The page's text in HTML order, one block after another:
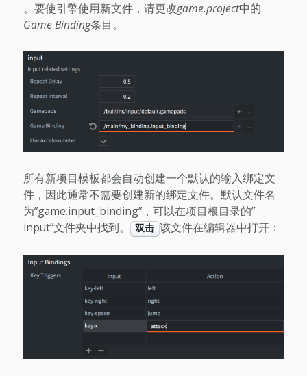
。要使引擎使用新文件，请更改game.project中的
Game Binding条目。
所有新项目模板都会自动创建一个默认的输入绑定文
件，因此通常不需要创建新的绑定文件。默认文件名
为”game.input_binding”，可以在项目根目录的”
input”文件夹中找到。
双击 该文件在编辑器中打开：